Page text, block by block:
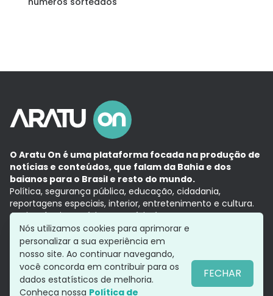
O Aratu On é uma plataforma focada na produção de
notícias e conteúdos, que falam da Bahia e dos
baianos para o Brasil e resto do mundo.
Política, segurança pública, educação, cidadania,
reportagens especiais, interior, entretenimento e cultura.
Aqui, tudo vira notícia e a notícia é no tempo presente,
com a credibilidade do Grupo Aratu.
Grupo Aratu
Política de privacidade
Siga-nos
Nós utilizamos cookies para aprimorar e
personalizar a sua experiência em
nosso site. Ao continuar navegando,
você concorda em contribuir para os
dados estatísticos de melhoria.
Conheça nossa Política de
FECHAR